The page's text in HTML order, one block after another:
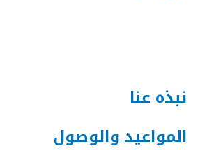
نبذه عنا
المواعيد والوصول